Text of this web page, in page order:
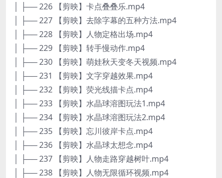
│ ├── 226 【剪映】卡点叠叠乐.mp4
│ ├── 227 【剪映】去除字幕的五种方法.mp4
│ ├── 228 【剪映】人物定格出场.mp4
│ ├── 229 【剪映】转手慢动作.mp4
│ ├── 230 【剪映】萌娃秋天变冬天视频.mp4
│ ├── 231 【剪映】文字穿越效果.mp4
│ ├── 232 【剪映】荧光线描卡点.mp4
│ ├── 233 【剪映】水晶球溶图玩法1.mp4
│ ├── 234 【剪映】水晶球溶图玩法2.mp4
│ ├── 235 【剪映】忘川彼岸卡点.mp4
│ ├── 236 【剪映】水晶球太想念.mp4
│ ├── 237 【剪映】人物走路穿越树叶.mp4
│ ├── 238 【剪映】人物无限循环视频.mp4